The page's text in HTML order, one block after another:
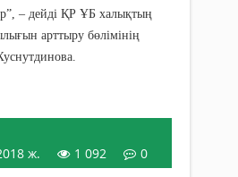
– дейді ҚР ҰБ халықтың
арттыру бөлімінің
ж.
1 092 0